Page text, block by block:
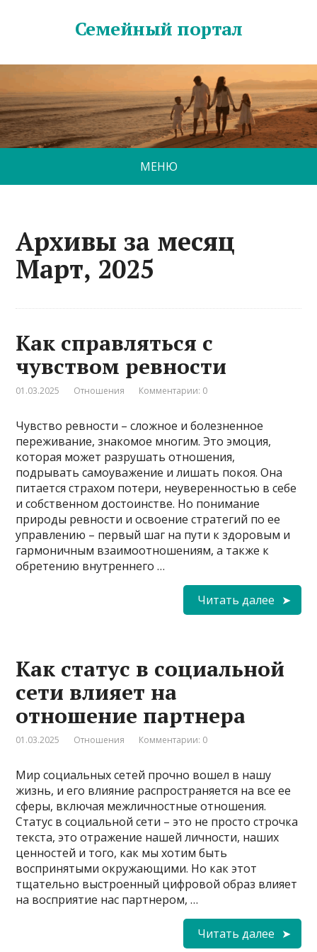
Семейный портал
МЕНЮ
Архивы за месяц
Март, 2025
Как справляться с
чувством ревности
01.03.2025 Отношения Комментарии: 0
Чувство ревности – сложное и болезненное
переживание, знакомое многим. Это эмоция,
которая может разрушать отношения,
подрывать самоуважение и лишать покоя. Она
питается страхом потери, неуверенностью в себе
и собственном достоинстве. Но понимание
природы ревности и освоение стратегий по ее
управлению – первый шаг на пути к здоровым и
гармоничным взаимоотношениям, а также к
обретению внутреннего …
Читать далее
Как статус в социальной
сети влияет на
отношение партнера
01.03.2025 Отношения Комментарии: 0
Мир социальных сетей прочно вошел в нашу
жизнь, и его влияние распространяется на все ее
сферы, включая межличностные отношения.
Статус в социальной сети – это не просто строчка
текста, это отражение нашей личности, наших
ценностей и того, как мы хотим быть
воспринятыми окружающими. Но как этот
тщательно выстроенный цифровой образ влияет
на восприятие нас партнером, …
Читать далее